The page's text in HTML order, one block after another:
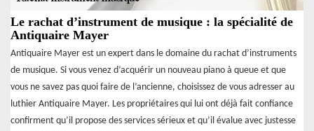
Le rachat d’instrument de musique : la spécialité de
Antiquaire Mayer
Antiquaire Mayer est un expert dans le domaine du rachat d’instruments
de musique. Si vous venez d’acquérir un nouveau piano à queue et que
vous ne savez pas quoi faire de l’ancienne, choisissez de vous adresser au
luthier Antiquaire Mayer. Les propriétaires qui lui ont déjà fait confiance
confirment qu’il propose des services sérieux et qu’il évalue avec justesse